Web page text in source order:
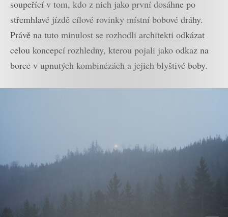
soupeřící v tom, kdo z nich jako první dosáhne po
střemhlavé jízdě cílové rovinky místní bobové dráhy.
Právě na tuto minulost se rozhodli architekti odkázat
celou koncepcí rozhledny, kterou pojali jako odkaz na
borce v upnutých kombinézách a jejich blyštivé boby.